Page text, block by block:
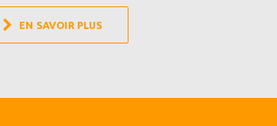
EN SAVOIR PLUS